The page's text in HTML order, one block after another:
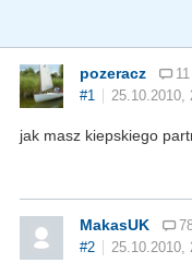
pozeracz
#1
25.10.2010,
jak masz kiepskiego
MakasUK
#2
25.10.2010,